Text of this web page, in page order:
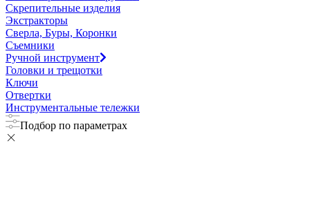
Скрепительные изделия
Экстракторы
Сверла, Буры, Коронки
Съемники
Ручной инструмент
Головки и трещотки
Ключи
Отвертки
Инструментальные тележки
Подбор по параметрах